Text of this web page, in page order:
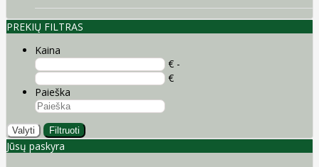
PREKIŲ FILTRAS
Kaina
€ -
€
Paieška
Valyti Filtruoti
Jūsų paskyra